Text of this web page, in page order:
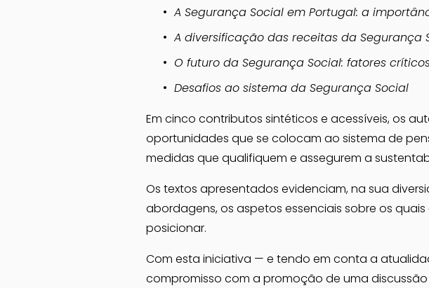
A Segurança Social em Portugal: a
A diversificação das receitas da
O futuro da Segurança Social: fatores
Desafios ao sistema da Segurança Social
Em cinco contributos sintéticos e acessíveis, os
oportunidades que se colocam ao sistema de
medidas que qualifiquem e assegurem a
Os textos apresentados evidenciam, na sua
abordagens, os aspetos essenciais sobre os
posicionar.
Com esta iniciativa — e tendo em conta a
compromisso com a promoção de uma